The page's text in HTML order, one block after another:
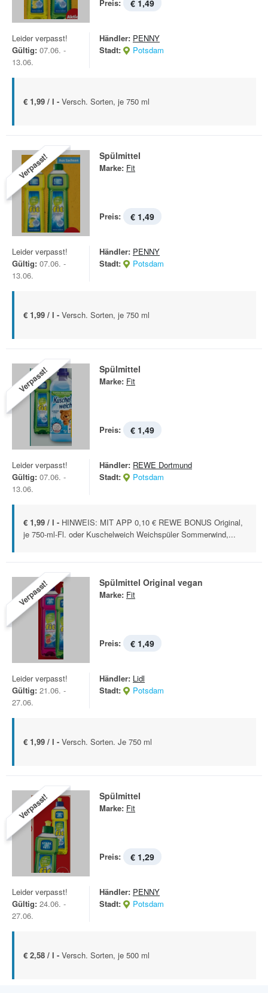
Preis: € 1,49
Leider verpasst!
Gültig: 07.06. -
13.06.
Händler: PENNY
Stadt:
Potsdam
€ 1,99 / l - Versch. Sorten, je 750 ml
Verpasst! Spülmittel
Marke: Fit
Preis: € 1,49
Leider verpasst!
Gültig: 07.06. -
13.06.
Händler: PENNY
Stadt:
Potsdam
€ 1,99 / l - Versch. Sorten, je 750 ml
Verpasst! Spülmittel
Marke: Fit
Preis: € 1,49
Leider verpasst!
Gültig: 07.06. -
13.06.
Händler: REWE Dortmund
Stadt:
Potsdam
€ 1,99 / l - HINWEIS: MIT APP 0,10 € REWE BONUS Original,
je 750-ml-Fl. oder Kuschelweich Weichspüler Sommerwind,...
Verpasst! Spülmittel Original vegan
Marke: Fit
Preis: € 1,49
Leider verpasst!
Gültig: 21.06. -
27.06.
Händler: Lidl
Stadt:
Potsdam
€ 1,99 / l - Versch. Sorten. Je 750 ml
Verpasst! Spülmittel
Marke: Fit
Preis: € 1,29
Leider verpasst!
Gültig: 24.06. -
27.06.
Händler: PENNY
Stadt:
Potsdam
€ 2,58 / l - Versch. Sorten, je 500 ml